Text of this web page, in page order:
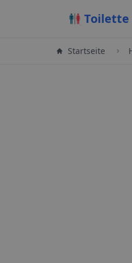
Toilette
Startseite